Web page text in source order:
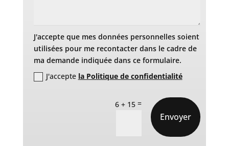
J'accepte que mes données personnelles soient
utilisées pour me recontacter dans le cadre de
ma demande indiquée dans ce formulaire.
J'accepte la Politique de confidentialité
6 + 15 =
Envoyer